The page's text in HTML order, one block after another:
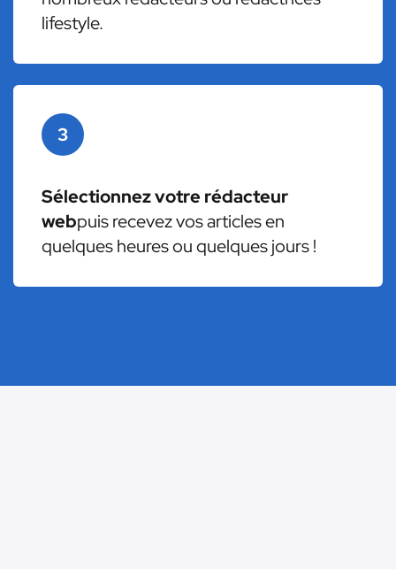
lifestyle.
3
Sélectionnez votre rédacteur
webpuis recevez vos articles en
quelques heures ou quelques jours !